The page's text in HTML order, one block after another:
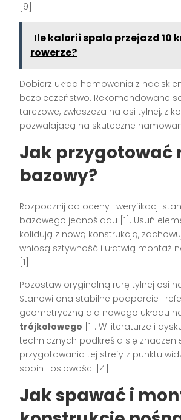
[9].
Ile kalorii spala przejazd 10
rowerze?
Dobierz układ hamowania z
bezpieczeństwo. Rekomendowane
tarczowe, zwłaszcza na osi tylnej, z
pozwalającą na skuteczne
Jak przygotować
bazowy?
Rozpocznij od oceny i weryfikacji
bazowego jednośladu [1]. Usuń
kolidują z nową konstrukcją,
wniosą sztywność i ułatwią montaż
[1].
Pozostaw oryginalną rurę tylnej osi
Stanowi ona stabilne podparcie i
geometryczną dla nowego układu
trójkołowego [1]. W literaturze i
technicznych podkreśla się
przygotowania tej strefy z punktu
spoin i osiowości [4].
Jak spawać i